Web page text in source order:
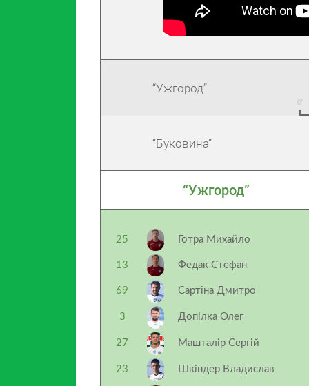
“Ужгород”
“Буковина”
“Ужгород”
25 Готра Михайло
13 Федак Стефан
69 Сартіна Дмитро
3 Допілка Олег
27 Машталір Сергій
23 Шкіндер Владислав